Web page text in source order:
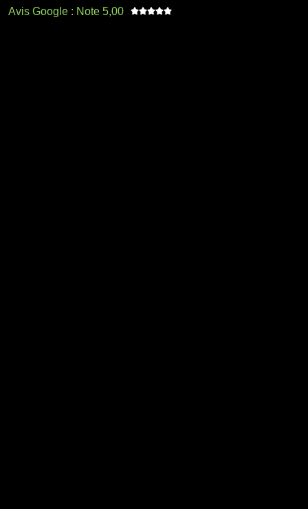
Avis Google : Note 5,00 